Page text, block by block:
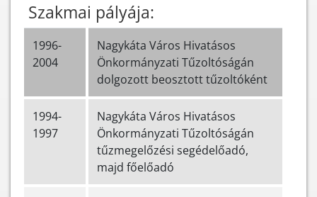
Szakmai pályája:
1996-
2004
Nagykáta Város Hivatásos
Önkormányzati Tűzoltóságán
dolgozott beosztott tűzoltóként
1994-
1997
Nagykáta Város Hivatásos
Önkormányzati Tűzoltóságán
tűzmegelőzési segédelőadó,
majd főelőadó